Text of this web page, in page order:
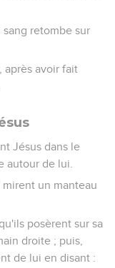
retombe sur
après avoir fait
Jésus dans le
autour de lui.
un manteau
posèrent sur sa
droite ; puis,
de lui en disant :